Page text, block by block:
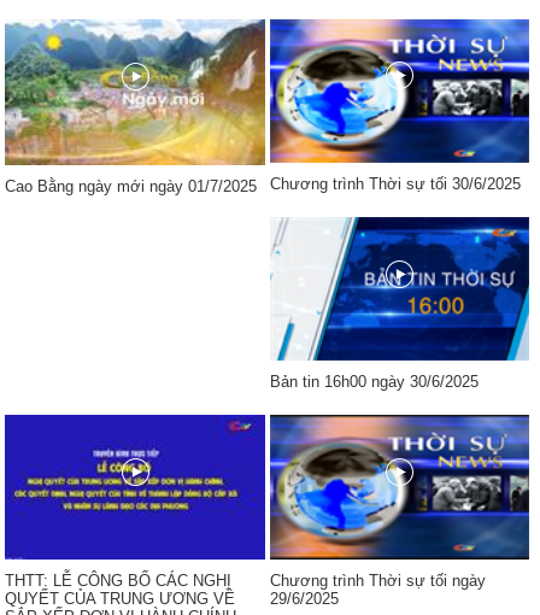
Cao Bằng ngày mới ngày 01/7/2025 Chương trình Thời sự tối 30/6/2025
Bản tin 16h00 ngày 30/6/2025
THTT: LỄ CÔNG BỐ CÁC NGHỊ
QUYẾT CỦA TRUNG ƯƠNG VỀ
Chương trình Thời sự tối ngày
29/6/2025